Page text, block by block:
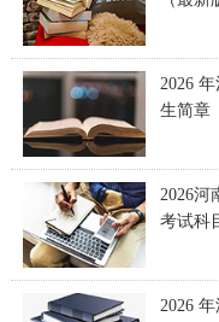
2026
生简章
2026河
考试科
2026